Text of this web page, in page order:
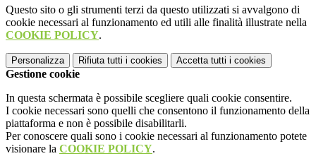
Questo sito o gli strumenti terzi da questo utilizzati si avvalgono di
cookie necessari al funzionamento ed utili alle finalità illustrate nella
COOKIE POLICY.
Personalizza Rifiuta tutti i cookies Accetta tutti i cookies
Gestione cookie
In questa schermata è possibile scegliere quali cookie consentire.
I cookie necessari sono quelli che consentono il funzionamento della
piattaforma e non è possibile disabilitarli.
Per conoscere quali sono i cookie necessari al funzionamento potete
visionare la COOKIE POLICY.